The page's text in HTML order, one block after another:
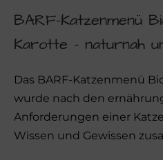
BARF-Katzenmenü
Karotte – naturnah
Das BARF-Katzenmenü
wurde nach den
Anforderungen einer
Wissen und Gewissen